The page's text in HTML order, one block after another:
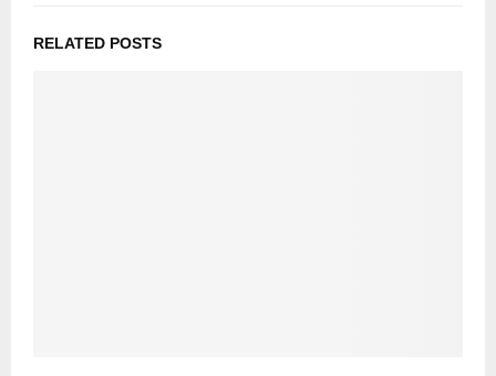
RELATED POSTS